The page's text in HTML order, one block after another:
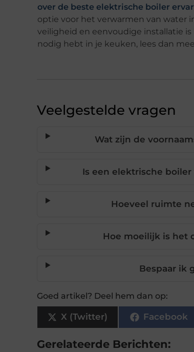
over de beste elektrische boiler
optie voor het verwarmen van water
veiligheid en eenvoudige installatie
nodig hebt in je keuken, lees dan
Veelgestelde vragen
Wat zijn de
Is een elektrische
Hoeveel ruimte
Hoe moeilijk is het
Bespaar ik
Goed artikel? Deel hem dan op:
X (Twitter) Facebook
Gerelateerde Berichten: